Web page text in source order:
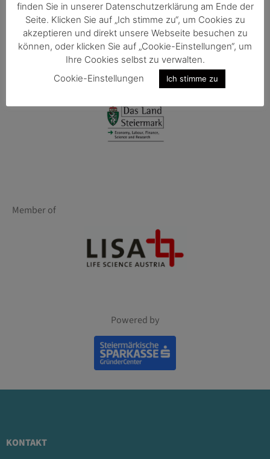
Funded by
Member of
Powered by
KONTAKT
finden Sie in unserer Datenschutzerklärung am Ende der
Seite. Klicken Sie auf „Ich stimme zu“, um Cookies zu
akzeptieren und direkt unsere Webseite besuchen zu
können, oder klicken Sie auf „Cookie-Einstellungen“, um
Ihre Cookies selbst zu verwalten.
Cookie-Einstellungen
Ich stimme zu